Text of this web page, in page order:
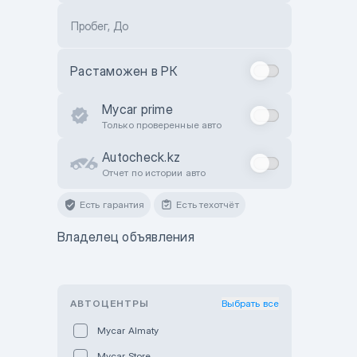
Пробег, До
Растаможен в РК
Mycar prime
Только проверенные авто
Autocheck.kz
Отчет по истории авто
Есть гарантия Есть техотчёт
Владелец объявления
АВТОЦЕНТРЫ Выбрать все
Mycar Almaty